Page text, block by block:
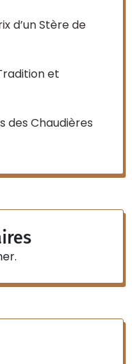
d’un Stère de
et
des Chaudières